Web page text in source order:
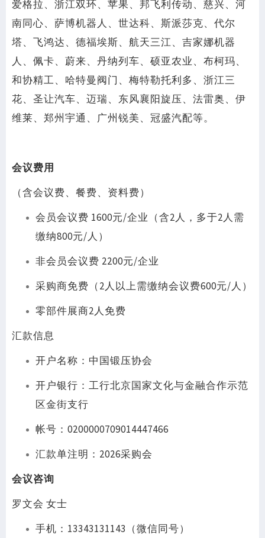
爱格拉、浙江双环、苹果、邦飞利传动、慈兴、河
南同心、萨博机器人、世达科、斯派莎克、代尔
塔、飞鸿达、德福埃斯、航天三江、吉家娜机器
人、佩卡、蔚来、丹纳列车、硕亚农业、布柯玛、
和协精工、哈特曼阀门、梅特勒托利多、浙江三
花、圣让汽车、迈瑞、东风襄阳旋压、法雷奥、伊
维莱、郑州宇通、广州锐美、冠盛汽配等。
会议费用
（含会议费、餐费、资料费）
会员会议费 1600元/企业（含2人，多于2人需
缴纳800元/人）
非会员会议费 2200元/企业
采购商免费（2人以上需缴纳会议费600元/人）
零部件展商2人免费
汇款信息
开户名称：中国锻压协会
开户银行：工行北京国家文化与金融合作示范
区金街支行
帐号：0200000709014447466
汇款单注明：2026采购会
会议咨询
罗文会 女士
手机：13343131143（微信同号）